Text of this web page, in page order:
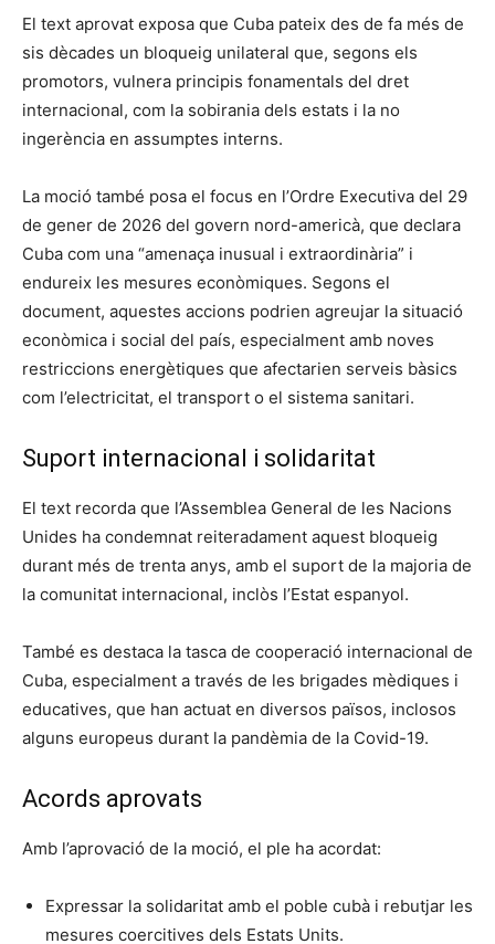
El text aprovat exposa que Cuba pateix des de fa més de
sis dècades un bloqueig unilateral que, segons els
promotors, vulnera principis fonamentals del dret
internacional, com la sobirania dels estats i la no
ingerència en assumptes interns.
La moció també posa el focus en l’Ordre Executiva del 29
de gener de 2026 del govern nord-americà, que declara
Cuba com una “amenaça inusual i extraordinària” i
endureix les mesures econòmiques. Segons el
document, aquestes accions podrien agreujar la situació
econòmica i social del país, especialment amb noves
restriccions energètiques que afectarien serveis bàsics
com l’electricitat, el transport o el sistema sanitari.
Suport internacional i solidaritat
El text recorda que l’Assemblea General de les Nacions
Unides ha condemnat reiteradament aquest bloqueig
durant més de trenta anys, amb el suport de la majoria de
la comunitat internacional, inclòs l’Estat espanyol.
També es destaca la tasca de cooperació internacional de
Cuba, especialment a través de les brigades mèdiques i
educatives, que han actuat en diversos països, inclosos
alguns europeus durant la pandèmia de la Covid-19.
Acords aprovats
Amb l’aprovació de la moció, el ple ha acordat:
Expressar la solidaritat amb el poble cubà i rebutjar les
mesures coercitives dels Estats Units.